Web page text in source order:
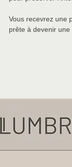
Vous recevrez une
prête à devenir une